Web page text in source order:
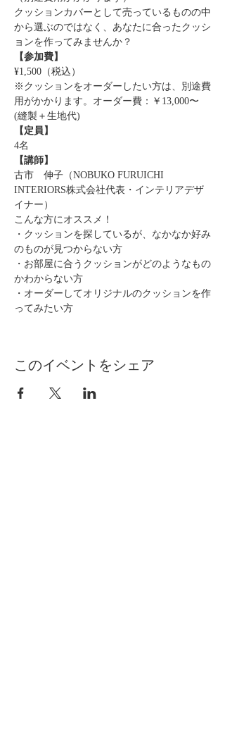
クッションカバーとして売っているものの中
から選ぶのではなく、あなたに合ったクッシ
ョンを作ってみませんか？
【参加費】
¥1,500（税込）
※クッションをオーダーしたい方は、別途費
用がかかります。オーダー費：￥13,000〜
(縫製＋生地代)
【定員】
4名
【講師】
古市　伸子（NOBUKO FURUICHI
INTERIORS株式会社代表・インテリアデザ
イナー）
こんな方にオススメ！
・クッションを探しているが、なかなか好み
のものが見つからない方
・お部屋に合うクッションがどのようなもの
かわからない方
・オーダーしてオリジナルのクッションを作
ってみたい方
このイベントをシェア